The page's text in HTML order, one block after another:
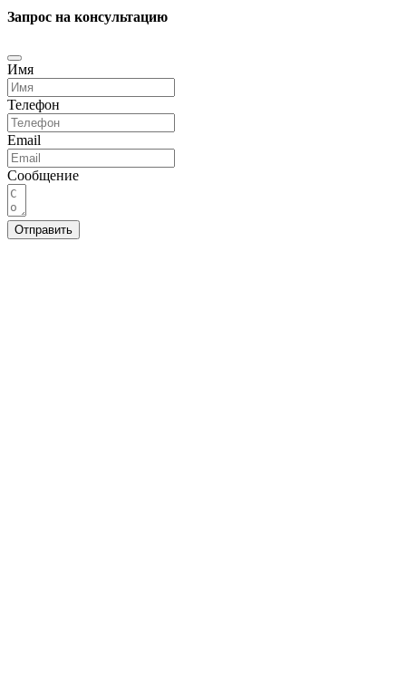
Запрос на консультацию
Имя
Телефон
Email
Сообщение
Отправить